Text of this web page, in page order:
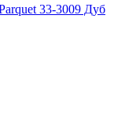
33-3009 Дуб